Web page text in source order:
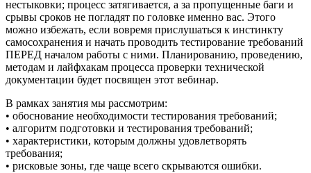
нестыковки; процесс затягивается, а за пропущенные баги и
срывы сроков не погладят по головке именно вас. Этого
можно избежать, если вовремя прислушаться к инстинкту
самосохранения и начать проводить тестирование требований
ПЕРЕД началом работы с ними. Планированию, проведению,
методам и лайфхакам процесса проверки технической
документации будет посвящен этот вебинар.
В рамках занятия мы рассмотрим:
• обоснование необходимости тестирования требований;
• алгоритм подготовки и тестирования требований;
• характеристики, которым должны удовлетворять
требования;
• рисковые зоны, где чаще всего скрываются ошибки.